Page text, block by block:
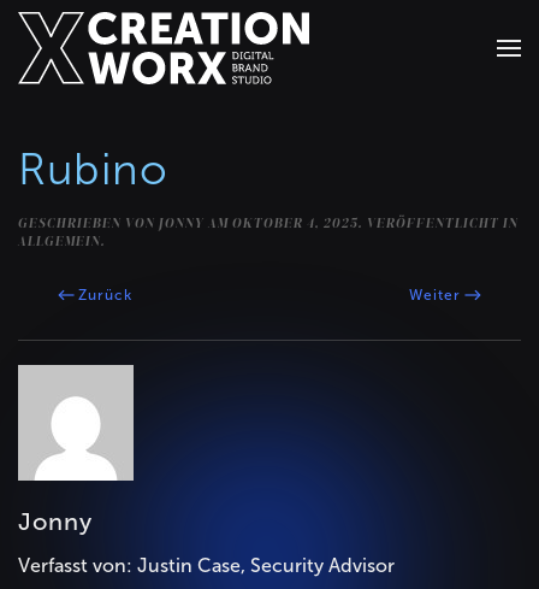
Zum Hauptinhalt springen
Rubino
GESCHRIEBEN VON JONNY AM OKTOBER 4, 2025. VERÖFFENTLICHT IN
ALLGEMEIN.
Zurück Weiter
Jonny
Verfasst von: Justin Case, Security Advisor